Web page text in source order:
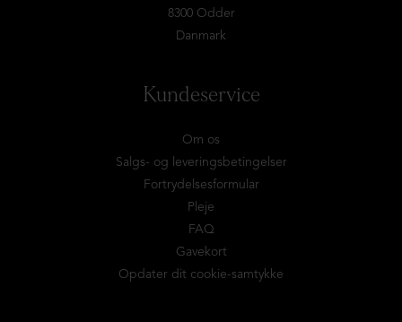
8300 Odder
Danmark
Kundeservice
Om os
Salgs- og leveringsbetingelser
Fortrydelsesformular
Pleje
FAQ
Gavekort
Opdater dit cookie-samtykke